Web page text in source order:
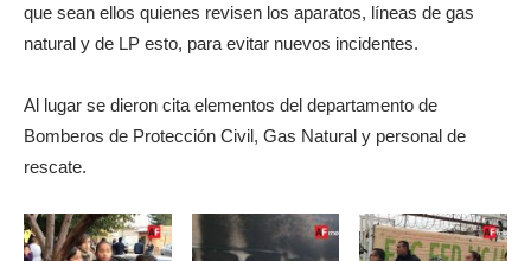
que sean ellos quienes revisen los aparatos, líneas de gas
natural y de LP esto, para evitar nuevos incidentes.
Al lugar se dieron cita elementos del departamento de
Bomberos de Protección Civil, Gas Natural y personal de
rescate.